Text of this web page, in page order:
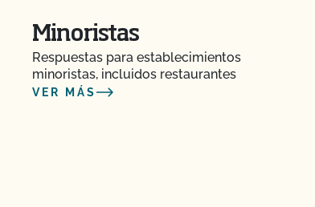
Minoristas
Respuestas para establecimientos
minoristas, incluidos restaurantes
VER MÁS